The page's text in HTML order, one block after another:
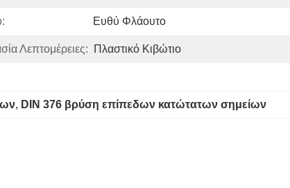
Ευθύ Φλάουτο
Λεπτομέρειες: Πλαστικό Κιβώτιο
, DIN 376 βρύση επίπεδων κατώτατων σημείων